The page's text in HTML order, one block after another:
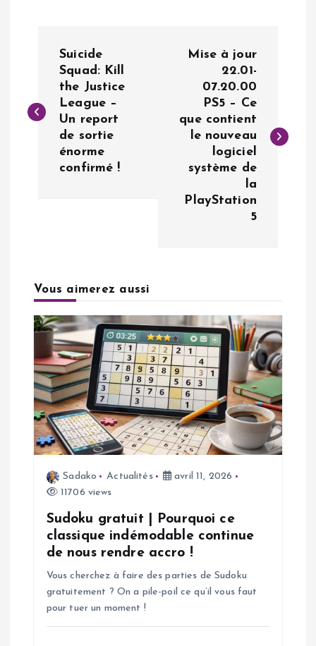
v
o
n
d
e
Suicide
Squad: Kill
the Justice
League –
Un report
de sortie
énorme
confirmé !
Mise à jour
22.01-
07.20.00
PS5 – Ce
que contient
le nouveau
logiciel
système de
la
PlayStation
5
Vous aimerez aussi
Sadako Actualités
avril 11, 2026
11706 views
Sudoku gratuit | Pourquoi ce
classique indémodable continue
de nous rendre accro !
Vous cherchez à faire des parties de Sudoku
gratuitement ? On a pile-poil ce qu’il vous faut
pour tuer un moment !